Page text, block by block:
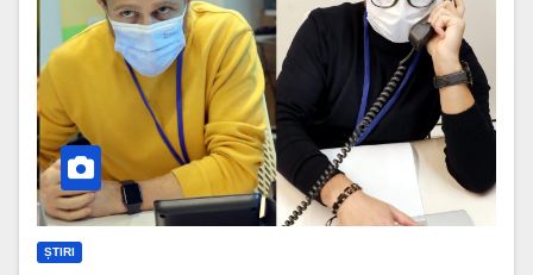
ȘTIRI